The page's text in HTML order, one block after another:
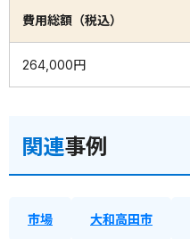
費用総額（税込）
264,000円
関連事例
市場 大和高田市